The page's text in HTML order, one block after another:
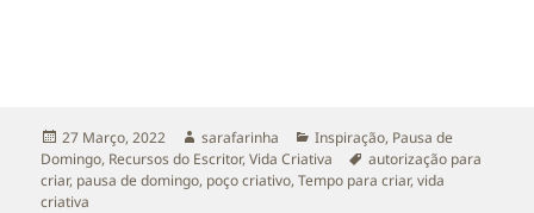
Publicado
a
27 Março, 2022 Autor
sarafarinha Categorias
Inspiração, Pausa de
Domingo, Recursos do Escritor,Vida Criativa Etiquetas
autorização para
criar, pausa de domingo, poço criativo,Tempo para criar,vida
criativa